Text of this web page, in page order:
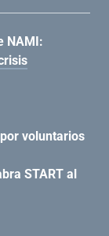
NAMI:
voluntarios
START al